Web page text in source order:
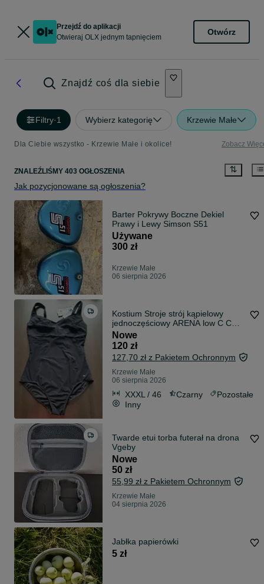
Przejdź do aplikacji
Otwieraj OLX jednym tapnięciem
Otwórz
Znajdź coś dla siebie
Filtry·1 Wybierz kategorię Krzewie Małe
Dla Ciebie wszystko - Krzewie Małe i okolice! Zobacz
ZNALEŹLIŚMY 403 OGŁOSZENIA
Jak pozycjonowane są ogłoszenia?
Barter Pokrywy Boczne Dekiel
Prawy i Lewy Simson S51
Używane
300 zł
Krzewie Małe
06 sierpnia 2026
Kostium Stroje strój kąpielowy
jednoczęściowy ARENA low C CUP
r. 46
Nowe
120 zł
127,70 zł z Pakietem Ochronnym
Krzewie Małe
06 sierpnia 2026
XXXL / 46 Czarny
Pozostałe
Inny
Twarde etui torba futerał na drona
Vgeby
Nowe
50 zł
55,99 zł z Pakietem Ochronnym
Krzewie Małe
04 sierpnia 2026
Jabłka papierówki
5 zł